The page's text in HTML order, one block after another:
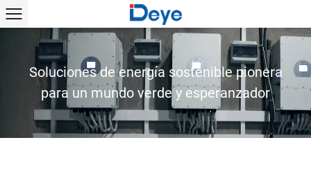
Soluciones de energía sostenible pionera
para un mundo verde y esperanzador